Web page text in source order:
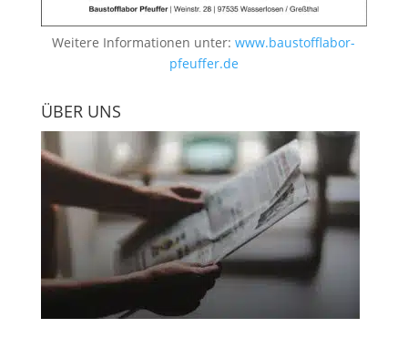
Weitere Informationen unter:www.baustofflabor-
pfeuffer.de
ÜBER UNS